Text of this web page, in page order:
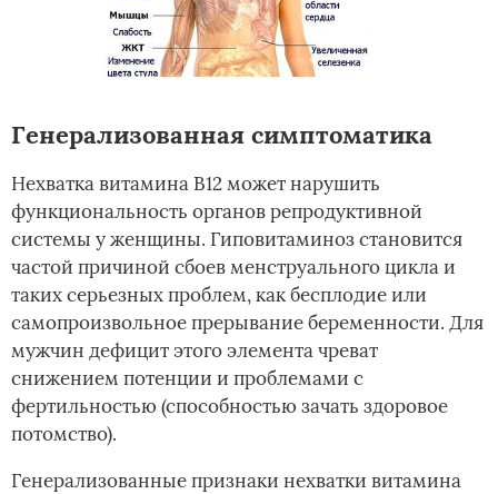
Генерализованная симптоматика
Нехватка витамина В12 может нарушить
функциональность органов репродуктивной
системы у женщины. Гиповитаминоз становится
частой причиной сбоев менструального цикла и
таких серьезных проблем, как бесплодие или
самопроизвольное прерывание беременности. Для
мужчин дефицит этого элемента чреват
снижением потенции и проблемами с
фертильностью (способностью зачать здоровое
потомство).
Генерализованные признаки нехватки витамина